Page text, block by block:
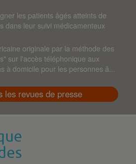
les patients âgés atteints de
dans leur suivi médicamenteux
originale par la méthode des
sur l'accès téléphonique aux
à domicile pour les personnes â...
les revues de presse